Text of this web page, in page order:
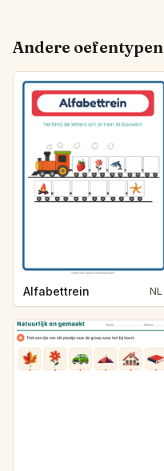
Andere oefentypen
Alfabettrein NL